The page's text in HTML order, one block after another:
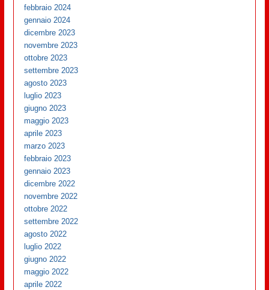
febbraio 2024
gennaio 2024
dicembre 2023
novembre 2023
ottobre 2023
settembre 2023
agosto 2023
luglio 2023
giugno 2023
maggio 2023
aprile 2023
marzo 2023
febbraio 2023
gennaio 2023
dicembre 2022
novembre 2022
ottobre 2022
settembre 2022
agosto 2022
luglio 2022
giugno 2022
maggio 2022
aprile 2022